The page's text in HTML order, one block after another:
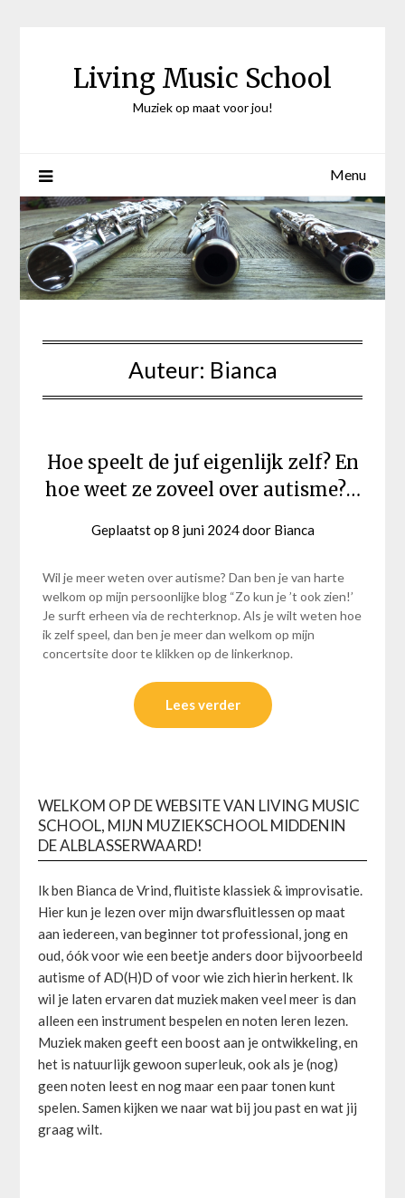
Living Music School
Muziek op maat voor jou!
Menu
Auteur: Bianca
Hoe speelt de juf eigenlijk zelf? En
hoe weet ze zoveel over autisme?…
Geplaatst op 8 juni 2024door Bianca
Wil je meer weten over autisme? Dan ben je van harte
welkom op mijn persoonlijke blog “Zo kun je ’t ook zien!’
Je surft erheen via de rechterknop. Als je wilt weten hoe
ik zelf speel, dan ben je meer dan welkom op mijn
concertsite door te klikken op de linkerknop.
Lees verder
WELKOM OP DE WEBSITE VAN LIVING MUSIC
SCHOOL, MIJN MUZIEKSCHOOL MIDDENIN
DE ALBLASSERWAARD!
Ik ben Bianca de Vrind, fluitiste klassiek & improvisatie.
Hier kun je lezen over mijn dwarsfluitlessen op maat
aan iedereen, van beginner tot professional, jong en
oud, óók voor wie een beetje anders door bijvoorbeeld
autisme of AD(H)D of voor wie zich hierin herkent. Ik
wil je laten ervaren dat muziek maken veel meer is dan
alleen een instrument bespelen en noten leren lezen.
Muziek maken geeft een boost aan je ontwikkeling, en
het is natuurlijk gewoon superleuk, ook als je (nog)
geen noten leest en nog maar een paar tonen kunt
spelen. Samen kijken we naar wat bij jou past en wat jij
graag wilt.